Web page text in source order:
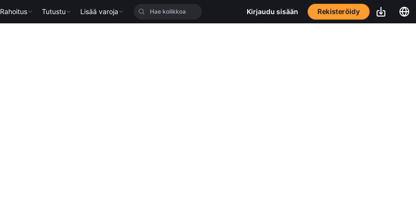
Rahoitus Tutustu Lisää varoja Kirjaudu sisään Rekisteröidy